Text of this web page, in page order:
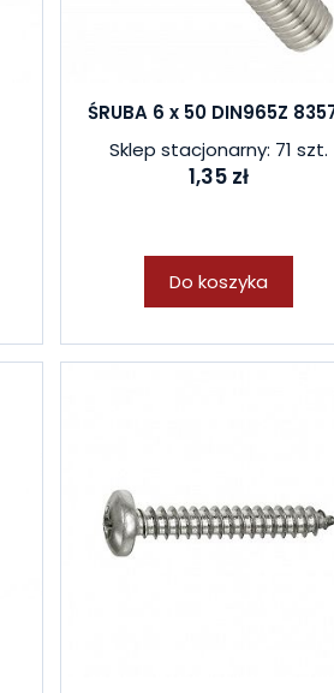
ŚRUBA 6 x 50 DIN965Z
Sklep stacjonarny: 71 szt.
1,35 zł
Do koszyka